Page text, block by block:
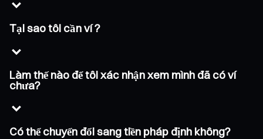
Tại sao tôi cần ví ?
Làm thế nào để tôi xác nhận xem mình đã có ví
chưa?
Có thể chuyển đổi sang tiền pháp định không?